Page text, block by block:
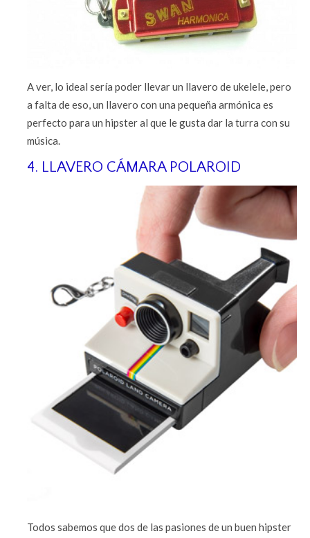
A ver, lo ideal sería poder llevar un llavero de ukelele, pero
a falta de eso, un llavero con una pequeña armónica es
perfecto para un hipster al que le gusta dar la turra con su
música.
4. LLAVERO CÁMARA POLAROID
Todos sabemos que dos de las pasiones de un buen hipster